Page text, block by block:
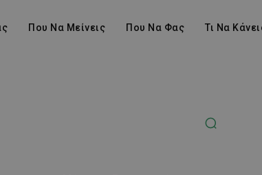
Που Να Μείνεις Που Να Φας Τι Να